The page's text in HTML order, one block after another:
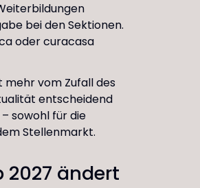
bei den Sektionen.
oder curacasa
mehr vom Zufall des
entscheidend
sowohl für die
Stellenmarkt.
ändert